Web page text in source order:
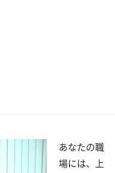
あなたの職
場には、上